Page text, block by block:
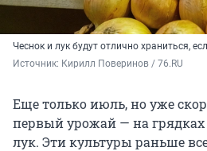
Чеснок и лук будут отлично храниться,
Источник: Кирилл Поверинов / 76.RU
Еще только июль, но уже
первый урожай — на грядках
лук. Эти культуры раньше